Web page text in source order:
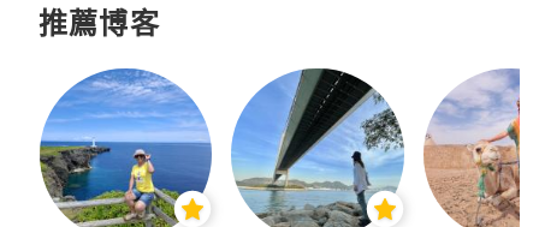
推薦博客